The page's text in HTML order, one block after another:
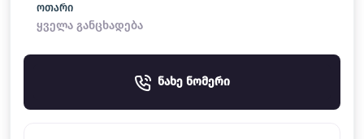
ოთარი
ყველა განცხადება
ნახე ნომერი